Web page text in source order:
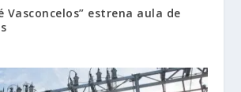
Vasconcelos” estrena aula de